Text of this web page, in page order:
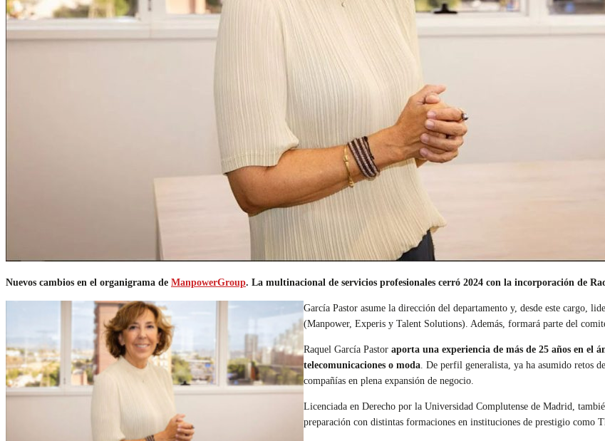
Nuevos cambios en el organigrama de ManpowerGroup. La multinacional de servicios profesionales cerró 2024 con la incorporación de
García Pastor asume la dirección del departamento y, desde este cargo,
(Manpower, Experis y Talent Solutions). Además, formará parte del
Raquel García Pastor aporta una experiencia de más de 25 años en el
telecomunicaciones o moda . De perfil generalista, ya ha asumido retos
compañías en plena expansión de negocio.
Licenciada en Derecho por la Universidad Complutense de Madrid,
preparación con distintas formaciones en instituciones de prestigio